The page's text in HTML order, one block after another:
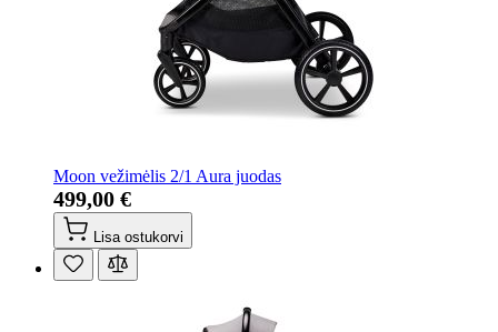
Moon vežimėlis 2/1 Aura juodas
499,00 €
Lisa ostukorvi